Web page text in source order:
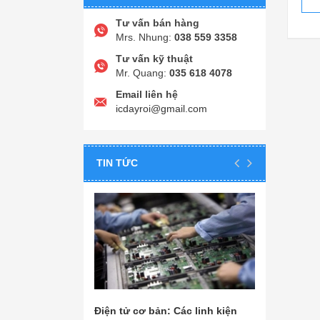
Tư vấn bán hàng
Mrs. Nhung: 038 559 3358
Tư vấn kỹ thuật
Mr. Quang: 035 618 4078
Email liên hệ
icdayroi@gmail.com
TIN TỨC
Điện tử cơ bản: Các linh kiện